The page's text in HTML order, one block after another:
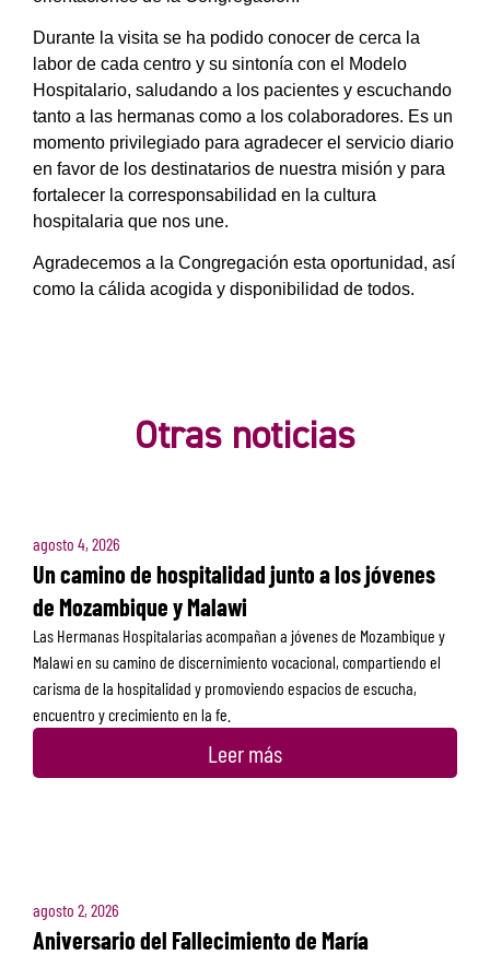
Durante la visita se ha podido conocer de cerca la
labor de cada centro y su sintonía con el Modelo
Hospitalario, saludando a los pacientes y escuchando
tanto a las hermanas como a los colaboradores. Es un
momento privilegiado para agradecer el servicio diario
en favor de los destinatarios de nuestra misión y para
fortalecer la corresponsabilidad en la cultura
hospitalaria que nos une.
Agradecemos a la Congregación esta oportunidad, así
como la cálida acogida y disponibilidad de todos.
Otras noticias
agosto 4, 2026
Un camino de hospitalidad junto a los jóvenes
de Mozambique y Malawi
Las Hermanas Hospitalarias acompañan a jóvenes de Mozambique y
Malawi en su camino de discernimiento vocacional, compartiendo el
carisma de la hospitalidad y promoviendo espacios de escucha,
encuentro y crecimiento en la fe.
Leer más
agosto 2, 2026
Aniversario del Fallecimiento de María